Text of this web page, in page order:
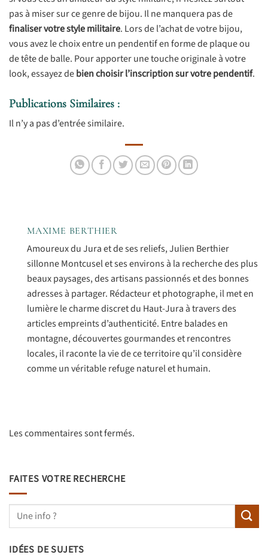
pas à miser sur ce genre de bijou. Il ne manquera pas de
finaliser votre style militaire. Lors de l’achat de votre bijou,
vous avez le choix entre un pendentif en forme de plaque ou
de tête de balle. Pour apporter une touche originale à votre
look, essayez debien choisir l’inscription sur votre pendentif.
Publications Similaires :
Il n’y a pas d’entrée similaire.
MAXIME BERTHIER
Amoureux du Jura et de ses reliefs, Julien Berthier
sillonne Montcusel et ses environs à la recherche des plus
beaux paysages, des artisans passionnés et des bonnes
adresses à partager. Rédacteur et photographe, il met en
lumière le charme discret du Haut-Jura à travers des
articles empreints d’authenticité. Entre balades en
montagne, découvertes gourmandes et rencontres
locales, il raconte la vie de ce territoire qu’il considère
comme un véritable refuge naturel et humain.
Les commentaires sont fermés.
FAITES VOTRE RECHERCHE
IDÉES DE SUJETS